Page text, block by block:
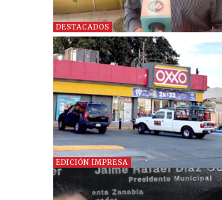
DESTACADOS
EDICIÓN IMPRESA